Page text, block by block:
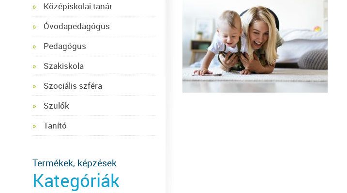
Középiskolai tanár
Óvodapedagógus
Pedagógus
Szakiskola
Szociális szféra
Szülők
Tanító
Termékek, képzések
Kategóriák